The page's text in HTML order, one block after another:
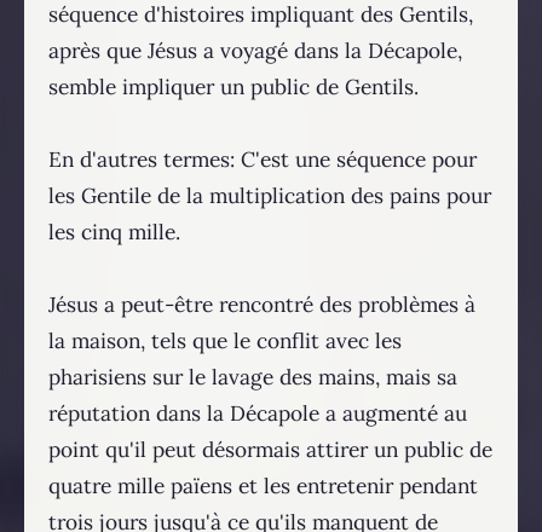
séquence d'histoires impliquant des Gentils,
après que Jésus a voyagé dans la Décapole,
semble impliquer un public de Gentils.
En d'autres termes: C'est une séquence pour
les Gentile de la multiplication des pains pour
les cinq mille.
Jésus a peut-être rencontré des problèmes à
la maison, tels que le conflit avec les
pharisiens sur le lavage des mains, mais sa
réputation dans la Décapole a augmenté au
point qu'il peut désormais attirer un public de
quatre mille païens et les entretenir pendant
trois jours jusqu'à ce qu'ils manquent de